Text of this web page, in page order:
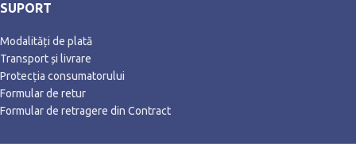
SUPORT
Modalități de plată
Transport și livrare
Protecția consumatorului
Formular de retur
Formular de retragere din Contract